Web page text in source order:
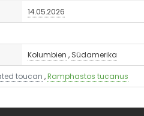
14.05.2026
Kolumbien , Südamerika
toucan ,Ramphastos tucanus